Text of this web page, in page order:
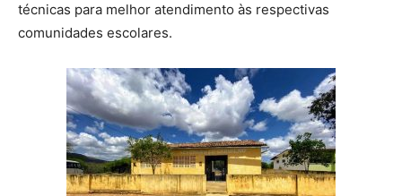
técnicas para melhor atendimento às respectivas
comunidades escolares.